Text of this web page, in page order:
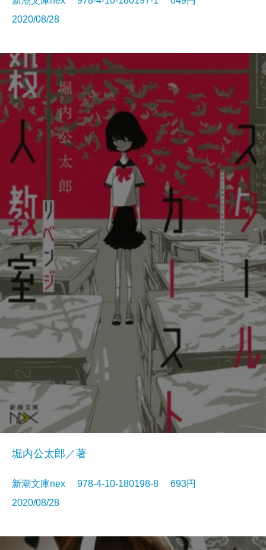
2020/08/28
堀内公太郎／著
新潮文庫nex 978-4-10-180198-8 693円
2020/08/28